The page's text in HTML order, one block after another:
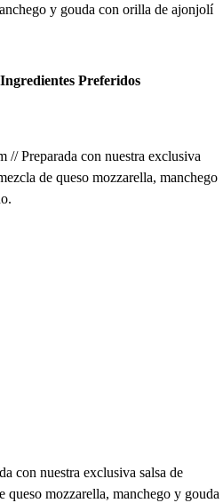
y gouda con orilla de ajonjolí
Preferidos
// Preparada con nuestra exclusiva
de queso mozzarella, manchego
con nuestra exclusiva salsa de
queso mozzarella, manchego y gouda